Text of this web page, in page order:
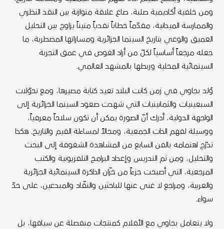
ومن خلفية أكاديمية صلبة، صاغ علاقة متوازنة بين النقد النظري
والممارسة الميدانية، مقدّماً خطاباً نقدياً متيناً يزاوج بين التحليل
العميق والوعي بتاريخ السينما الجزائرية ومساراتها المضطربة، ما
جعله مرجعاً أساسياً لكلّ من أراد الغوص في عمق التجربة
السينمائية المحلية وربطها بالمشهد العالمي.
وُلد بجاوي في زمن كانت البلاد تعيد كتابة مصيرها، ومع تحوّلات
السبعينيات والثمانينيات التي شهدت صعود السينما الجزائرية إلى
الواجهة الدولية، أدرك أنّ الصورة يمكن أن تكون سلاحاً معرفياً،
ووسيلة لفهم الذات الجمعية، ومجالاً لمساءلة القيم والتاريخ. هكذا
تدرّج اهتمامه بالفن السابع من المشاهدة الشغوفة إلى البحث
والتحليل، ومن ثم التدريس وإعداد البرامج التلفزيونية والكتب
المرجعية، التي أصبحت جزءاً من خزّان الذاكرة السينمائية الجزائرية
والعربية، ومراجع لا غنى عنها للباحثين والنقّاد والمبدعين، على حدّ
سواء.
ولا يتعامل بجاوي مع الأفلام كمنتجات منفصلة عن سياقها، بل